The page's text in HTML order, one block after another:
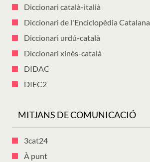
Diccionari català-italià
Diccionari de l'Enciclopèdia Catalana
Diccionari urdú-català
Diccionari xinès-català
DIDAC
DIEC2
MITJANS DE COMUNICACIÓ
3cat24
À punt